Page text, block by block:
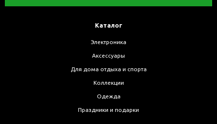
Каталог
Электроника
Аксессуары
Для дома отдыха и спорта
Коллекции
Одежда
Праздники и подарки